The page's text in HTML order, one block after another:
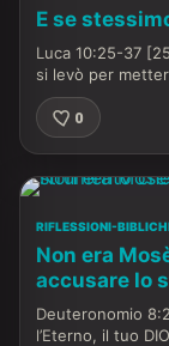
E se
Luca 10:25-37
si levò per
0
RIFLESSIONI-
Non era
accusare lo
Deuteronomio
l’Eterno, il tuo